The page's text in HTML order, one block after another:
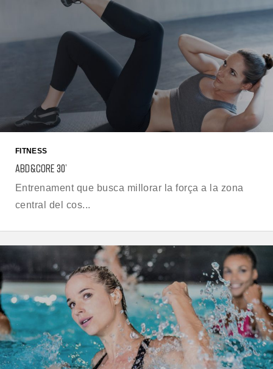
FITNESS
ABD&CORE 30’
Entrenament que busca millorar la força a la zona
central del cos...